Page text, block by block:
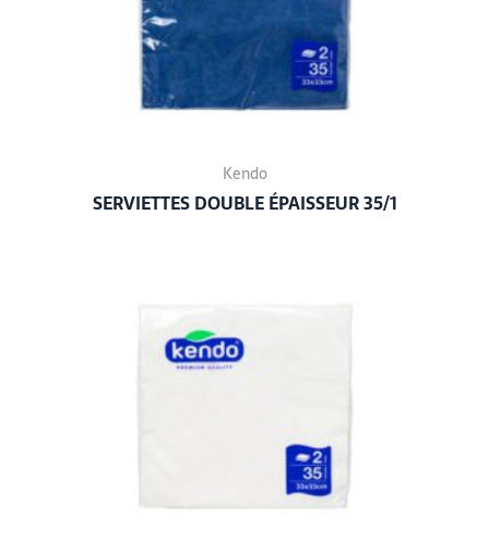
Kendo
SERVIETTES DOUBLE ÉPAISSEUR 35/1